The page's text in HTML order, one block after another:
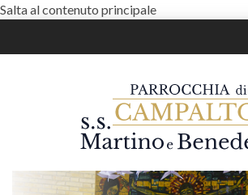
Salta al contenuto principale